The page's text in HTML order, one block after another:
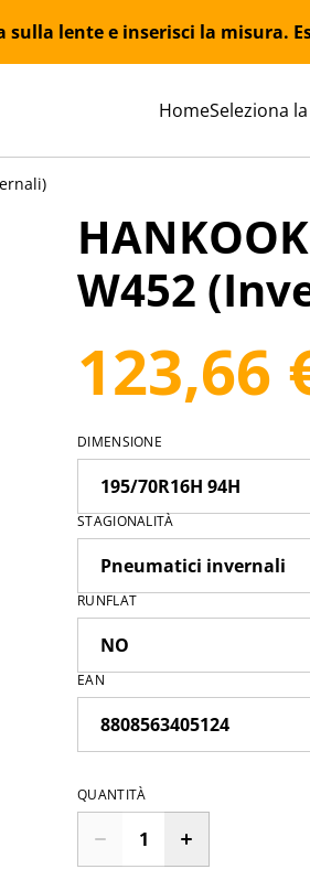
lente e inserisci la misura.
HomeSeleziona
W452
123,66
DIMENSIONE
STAGIONALITÀ
RUNFLAT
EAN
QUANTITÀ